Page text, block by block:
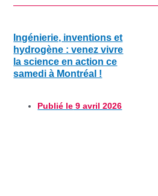
Ingénierie, inventions et
hydrogène : venez vivre
la science en action ce
samedi à Montréal !
Publié le 9 avril 2026